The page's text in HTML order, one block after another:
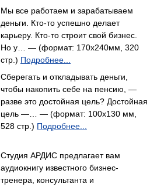
Мы все работаем и зарабатываем
деньги. Кто-то успешно делает
карьеру. Кто-то строит свой бизнес.
Но у… — (формат: 170x240мм, 320
стр.) Подробнее...
Сберегать и откладывать деньги,
чтобы накопить себе на пенсию, —
разве это достойная цель? Достойная
цель —… — (формат: 100х130 мм,
528 стр.) Подробнее...
Студия АРДИС предлагает вам
аудиокнигу известного бизнес-
тренера, консультанта и